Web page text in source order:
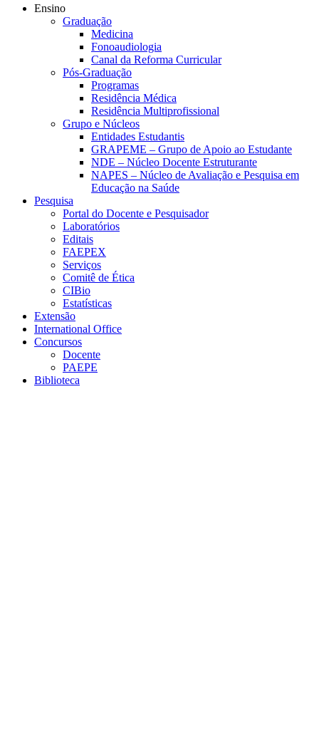
Ensino
Graduação
Medicina
Fonoaudiologia
Canal da Reforma Curricular
Pós-Graduação
Programas
Residência Médica
Residência Multiprofissional
Grupo e Núcleos
Entidades Estudantis
GRAPEME – Grupo de Apoio ao Estudante
NDE – Núcleo Docente Estruturante
NAPES – Núcleo de Avaliação e Pesquisa em
Educação na Saúde
Pesquisa
Portal do Docente e Pesquisador
Laboratórios
Editais
FAEPEX
Serviços
Comitê de Ética
CIBio
Estatísticas
Extensão
International Office
Concursos
Docente
PAEPE
Biblioteca